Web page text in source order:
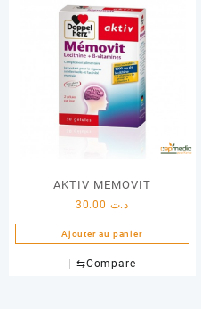
AKTIV MEMOVIT
د.ت
Ajouter au panier
⇆Compare